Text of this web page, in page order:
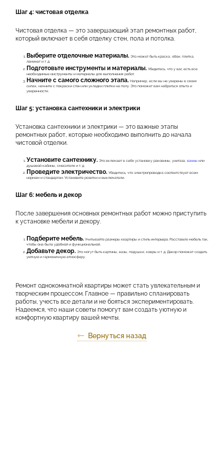
Шаг 4: чистовая отделка
Чистовая отделка — это завершающий этап ремонтных работ,
который включает в себя отделку стен, пола и потолка.
Выберите отделочные материалы. Это может быть краска, обои, плитка,
ламинат и т. д.
Подготовьте инструменты и материалы. Убедитесь, что у вас есть все
необходимые инструменты и материалы для выполнения работ.
Начните с самого сложного этапа. Например, если вы не уверены в своих
силах, начните с покраски стен или укладки плитки на полу. Это поможет вам набраться опыта и
уверенности.
Шаг 5: установка сантехники и электрики
Установка сантехники и электрики — это важные этапы
ремонтных работ, которые необходимо выполнить до начала
чистовой отделки.
Установите сантехнику. Это включает в себя установку раковины, унитаза,ванны или
душевой кабины, смесителя и т. д.
Проведите электричество. Убедитесь, что электропроводка соответствует всем
нормам и стандартам. Установите розетки и выключатели.
Шаг 6: мебель и декор
После завершения основных ремонтных работ можно приступить
к установке мебели и декору.
Подберите мебель. Учитывайте размеры квартиры и стиль интерьера. Расставьте мебель так,
чтобы она была удобной и функциональной.
Добавьте декор. Это могут быть картины, вазы, подушки, ковры и т. д. Декор поможет создать
уютную и гармоничную атмосферу.
Ремонт однокомнатной квартиры может стать увлекательным и
творческим процессом. Главное — правильно спланировать
работы, учесть все детали и не бояться экспериментировать.
Надеемся, что наши советы помогут вам создать уютную и
комфортную квартиру вашей мечты.
Вернуться назад